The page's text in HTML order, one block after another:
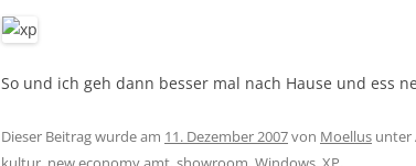
So und ich geh dann besser mal nach Hause und ess
Dieser Beitrag wurde am 11. Dezember 2007von Moellus unter